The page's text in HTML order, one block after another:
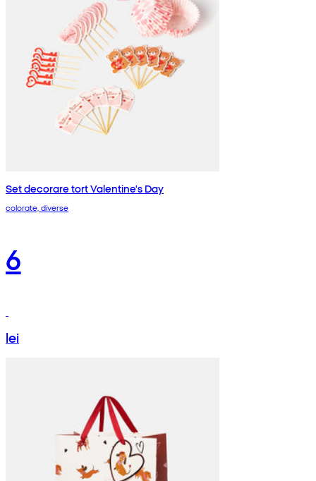
Set decorare tort Valentine's Day
colorate, diverse
6
lei